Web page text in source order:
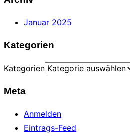
Januar 2025
Kategorien
Kategorien
Meta
Anmelden
Eintrags-Feed